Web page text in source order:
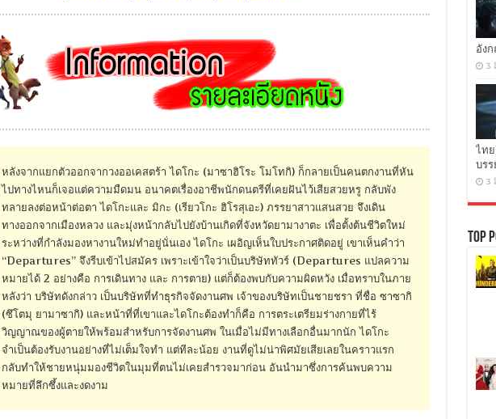
หลังจากแยกตัวออกจากวงออเคสตร้า ไดโกะ (มาซาฮิโระ โมโทกิ) ก็กลายเป็นคนตกงานที่หัน
ไปทางไหนก็เจอแต่ความมืดมน อนาคตเรื่องอาชีพนักดนตรีที่เคยฝันไว้เสียสวยหรู กลับพัง
ทลายลงต่อหน้าต่อตา ไดโกะและ มิกะ (เรียวโกะ ฮิโรสุเอะ) ภรรยาสาวแสนสวย จึงเดิน
ทางออกจากเมืองหลวง และมุ่งหน้ากลับไปยังบ้านเกิดที่จังหวัดยามางาตะ เพื่อตั้งต้นชีวิตใหม่
ระหว่างที่กำลังมองหางานใหม่ทำอยู่นั่นเอง ไดโกะ เผอิญเห็นใบประกาศติดอยู่ เขาเห็นคำว่า
“Departures” จึงรีบเข้าไปสมัคร เพราะเข้าใจว่าเป็นบริษัททัวร์ (Departures แปลความ
หมายได้ 2 อย่างคือ การเดินทาง และ การตาย) แต่ก็ต้องพบกับความผิดหวัง เมื่อทราบในภาย
หลังว่า บริษัทดังกล่าว เป็นบริษัทที่ทำธุรกิจจัดงานศพ เจ้าของบริษัทเป็นชายชรา ที่ชื่อ ซาซากิ
(ซึโตมุ ยามาซากิ) และหน้าที่ที่เขาและไดโกะต้องทำก็คือ การตระเตรียมร่างกายที่ไร้
วิญญาณของผู้ตายให้พร้อมสำหรับการจัดงานศพ ในเมื่อไม่มีทางเลือกอื่นมากนัก ไดโกะ
จำเป็นต้องรับงานอย่างที่ไม่เต็มใจทำ แต่ทีละน้อย งานที่ดูไม่น่าพิศมัยเสียเลยในคราวแรก
กลับทำให้ชายหนุ่มมองชีวิตในมุมที่ตนไม่เคยสำรวจมาก่อน อันนำมาซึ่งการค้นพบความ
หมายที่ลึกซึ้งและงดงาม
อัง
3
ไท
บร
3
Top